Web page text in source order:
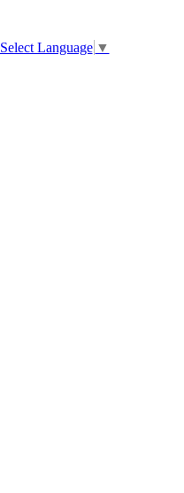
Select Language ▼